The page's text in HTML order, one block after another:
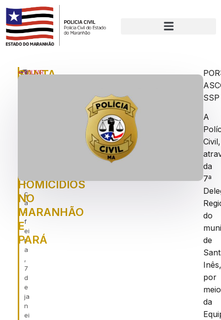
P
r
ç
a
-
f
ei
r
a
,
7
d
e
ja
n
ei
SANTA
HOMICÍDIOS
NO
MARANHÃO
E
PARÁ
VOLTAR
SSP
A
Civil,
da
7ª
do
de
por
meio
da